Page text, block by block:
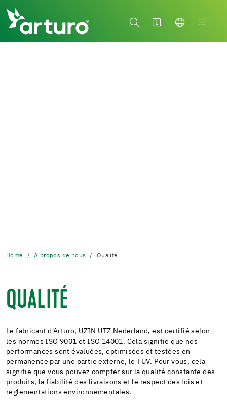
Home A propos de nous Qualité
QUALITÉ
Le fabricant d'Arturo, UZIN UTZ Nederland, est certifié selon
les normes ISO 9001 et ISO 14001. Cela signifie que nos
performances sont évaluées, optimisées et testées en
permanence par une partie externe, le TÜV. Pour vous, cela
signifie que vous pouvez compter sur la qualité constante des
produits, la fiabilité des livraisons et le respect des lois et
réglementations environnementales.